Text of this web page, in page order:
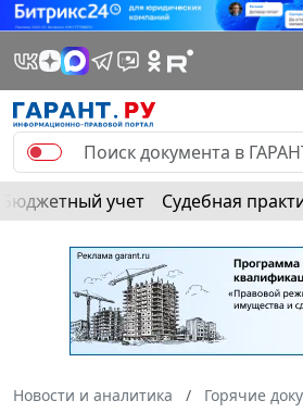
Бюджетный учет Судебная
Новости и аналитика
Горячие